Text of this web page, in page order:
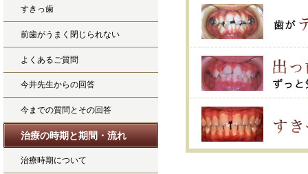
すきっ歯
前歯がうまく閉じられない
よくあるご質問
今井先生からの回答
今までの質問とその回答
治療の時期と期間・流れ
治療時期について